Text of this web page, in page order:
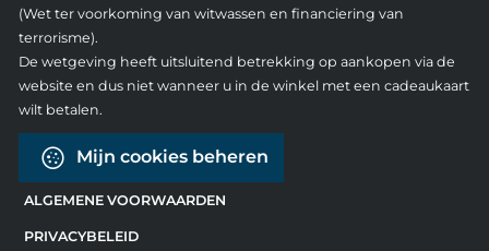
(Wet ter voorkoming van witwassen en financiering van
terrorisme).
De wetgeving heeft uitsluitend betrekking op aankopen via de
website en dus niet wanneer u in de winkel met een cadeaukaart
wilt betalen.
Mijn cookies beheren
ALGEMENE VOORWAARDEN
PRIVACYBELEID